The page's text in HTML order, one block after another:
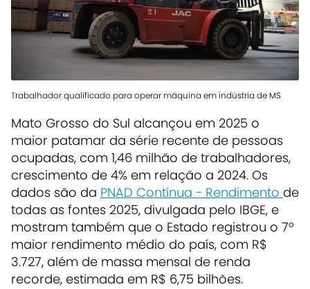
Trabalhador qualificado para operar máquina em indústria de MS
Mato Grosso do Sul alcançou em 2025 o
maior patamar da série recente de pessoas
ocupadas, com 1,46 milhão de trabalhadores,
crescimento de 4% em relação a 2024. Os
dados são da PNAD Contínua - Rendimento de
todas as fontes 2025, divulgada pelo IBGE, e
mostram também que o Estado registrou o 7º
maior rendimento médio do país, com R$
3.727, além de massa mensal de renda
recorde, estimada em R$ 6,75 bilhões.